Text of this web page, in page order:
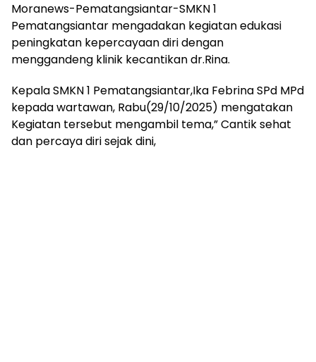
Moranews-Pematangsiantar-SMKN 1
Pematangsiantar mengadakan kegiatan edukasi
peningkatan kepercayaan diri dengan
menggandeng klinik kecantikan dr.Rina.
Kepala SMKN 1 Pematangsiantar,Ika Febrina SPd MPd
kepada wartawan, Rabu(29/10/2025) mengatakan
Kegiatan tersebut mengambil tema,” Cantik sehat
dan percaya diri sejak dini,